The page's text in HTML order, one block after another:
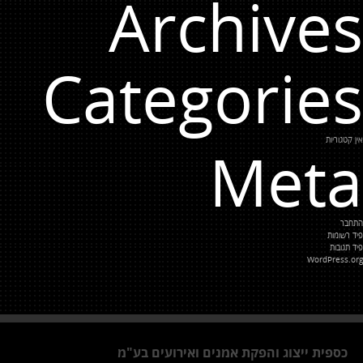
Archives
Categories
אין קטגוריות
Meta
התחבר
פיד רשומות
פיד תגובות
WordPress.org
כספית ייצוג והפקת אמנים ואירועים בע"מ